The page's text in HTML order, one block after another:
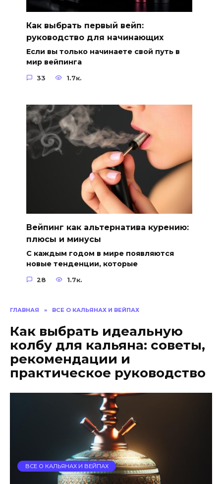
ГЛАВНАЯ » ВСЕ О КАЛЬЯНАХ И ВЕЙПАХ
Как выбрать идеальную
колбу для кальяна: советы,
рекомендации и
практическое руководство
ВСЕ О КАЛЬЯНАХ И ВЕЙПАХ
Как выбрать первый вейп:
руководство для начинающих
Если вы только начинаете свой путь в
мир вейпинга
33 1.7к.
Вейпинг как альтернатива курению:
плюсы и минусы
С каждым годом в мире появляются
новые тенденции, которые
28 1.7к.